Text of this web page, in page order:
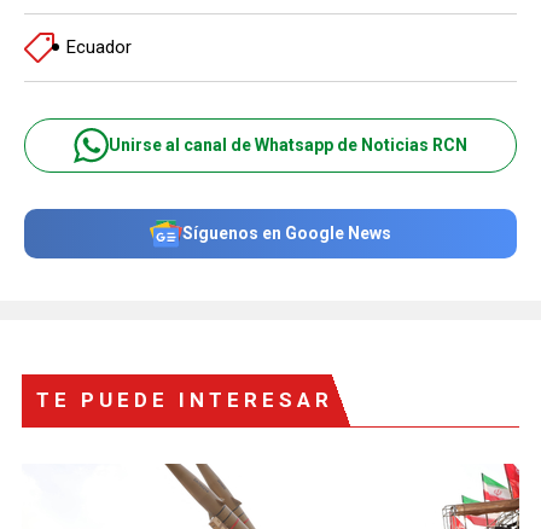
Ecuador
Unirse al canal de Whatsapp de Noticias RCN
Síguenos en Google News
TE PUEDE INTERESAR